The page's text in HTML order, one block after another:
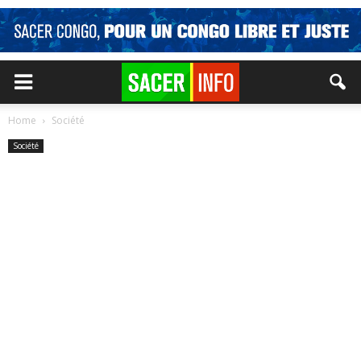
Home Société
Société